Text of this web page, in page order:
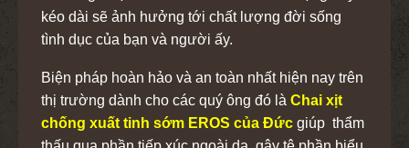
kéo dài sẽ ảnh hưởng tới chất lượng đời sống
tình dục của bạn và người ấy.
Biện pháp hoàn hảo và an toàn nhất hiện nay trên
thị trường dành cho các quý ông đó là Chai xịt
chống xuất tinh sớm EROS của Đức giúp thẩm